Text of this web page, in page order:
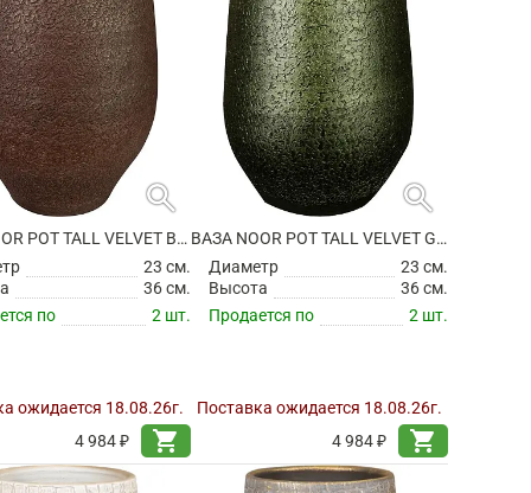
search
ВАЗА NOOR POT TALL VELVET BROWN
23 см.
36 см.
по
2 шт.
ожидается 18.08.26г.
4 984 ₽
shopping_cart
search
ВАЗА NOOR POT TALL VELVET GREEN
Диаметр
23 см.
Высота
36 см.
Продается по
2 шт.
Поставка ожидается 18.08.26г.
4 984 ₽
shopping_cart